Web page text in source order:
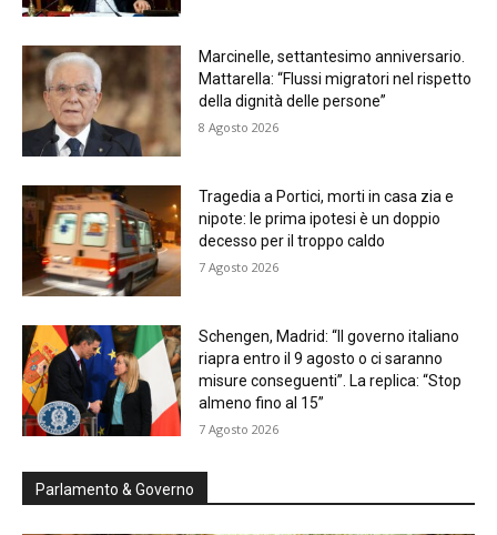
Marcinelle, settantesimo anniversario.
Mattarella: “Flussi migratori nel rispetto
della dignità delle persone”
8 Agosto 2026
Tragedia a Portici, morti in casa zia e
nipote: le prima ipotesi è un doppio
decesso per il troppo caldo
7 Agosto 2026
Schengen, Madrid: “Il governo italiano
riapra entro il 9 agosto o ci saranno
misure conseguenti”. La replica: “Stop
almeno fino al 15”
7 Agosto 2026
Parlamento & Governo